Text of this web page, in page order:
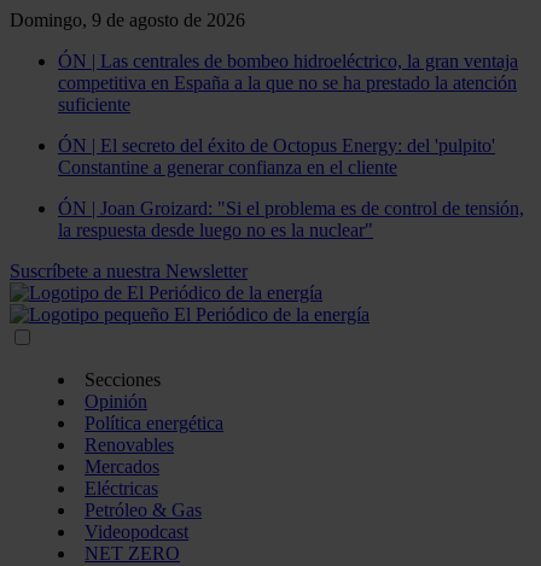
Domingo, 9 de agosto de 2026
ÓN | Las centrales de bombeo hidroeléctrico, la gran ventaja
competitiva en España a la que no se ha prestado la atención
suficiente
ÓN | El secreto del éxito de Octopus Energy: del 'pulpito'
Constantine a generar confianza en el cliente
ÓN | Joan Groizard: "Si el problema es de control de tensión,
la respuesta desde luego no es la nuclear"
Suscríbete a nuestra Newsletter
Secciones
Opinión
Política energética
Renovables
Mercados
Eléctricas
Petróleo & Gas
Videopodcast
NET ZERO